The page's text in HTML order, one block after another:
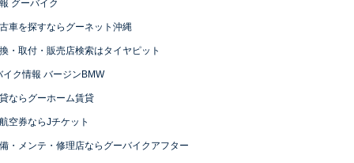
グーバイク
車を探すならグーネット沖縄
・取付・販売店検索はタイヤピット
イク情報 バージンBMW
ならグーホーム賃貸
空券ならJチケット
・メンテ・修理店ならグーバイクアフター